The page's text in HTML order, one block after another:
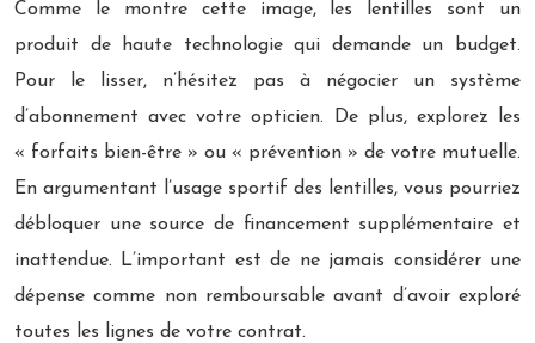
Comme le montre cette image, les lentilles sont un
produit de haute technologie qui demande un budget.
Pour le lisser, n’hésitez pas à négocier un système
d’abonnement avec votre opticien. De plus, explorez les
« forfaits bien-être » ou « prévention » de votre mutuelle.
En argumentant l’usage sportif des lentilles, vous pourriez
débloquer une source de financement supplémentaire et
inattendue. L’important est de ne jamais considérer une
dépense comme non remboursable avant d’avoir exploré
toutes les lignes de votre contrat.